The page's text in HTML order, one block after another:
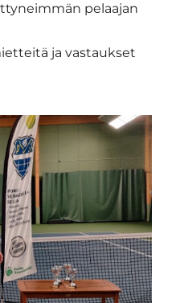
pelaajan
ja vastaukset